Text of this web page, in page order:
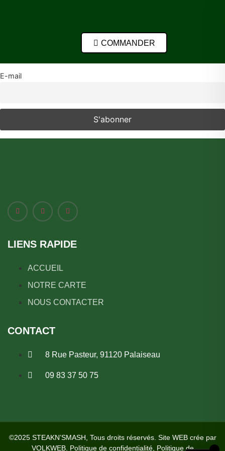
COMMANDER
E-mail
LIENS RAPIDE
ACCUEIL
NOTRE CARTE
NOUS CONTACTER
CONTACT
8 Rue Pasteur, 91120 Palaiseau
09 83 37 50 75
©2025 STEAKN’SMASH, Tous droits réservés. Site WEB crée par
VOLKWEB. Politique de confidentialité, Politique de